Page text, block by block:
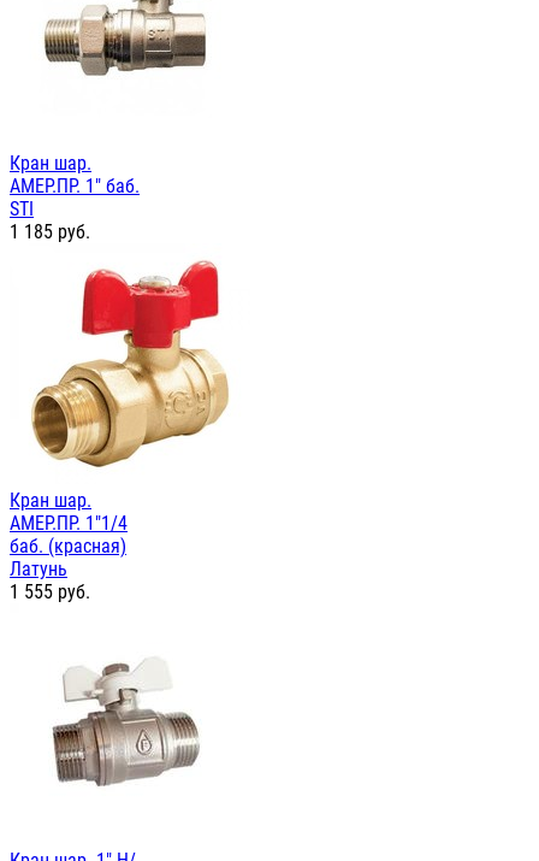
Кран шар.
АМЕР.ПР. 1" баб.
STI
1 185 руб.
Кран шар.
АМЕР.ПР. 1"1/4
баб. (красная)
Латунь
1 555 руб.